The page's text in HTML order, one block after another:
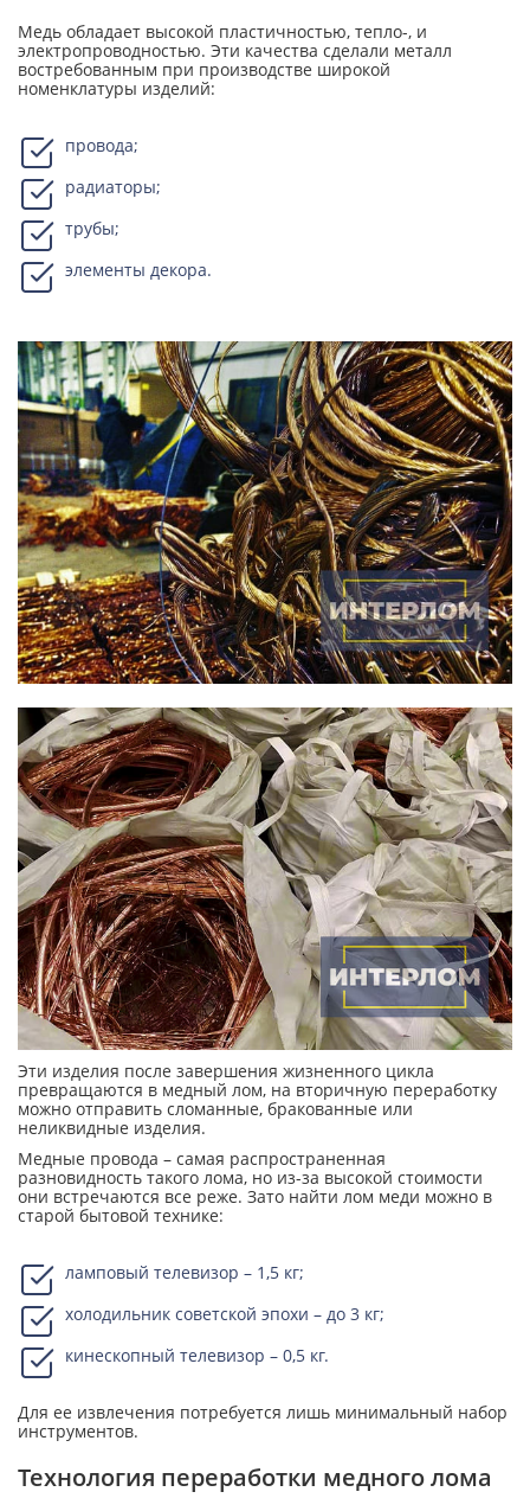
Медь обладает высокой пластичностью, тепло-, и
электропроводностью. Эти качества сделали металл
востребованным при производстве широкой
номенклатуры изделий:
провода;
радиаторы;
трубы;
элементы декора.
Эти изделия после завершения жизненного цикла
превращаются в медный лом, на вторичную переработку
можно отправить сломанные, бракованные или
неликвидные изделия.
Медные провода – самая распространенная
разновидность такого лома, но из-за высокой стоимости
они встречаются все реже. Зато найти лом меди можно в
старой бытовой технике:
ламповый телевизор – 1,5 кг;
холодильник советской эпохи – до 3 кг;
кинескопный телевизор – 0,5 кг.
Для ее извлечения потребуется лишь минимальный набор
инструментов.
Технология переработки медного лома